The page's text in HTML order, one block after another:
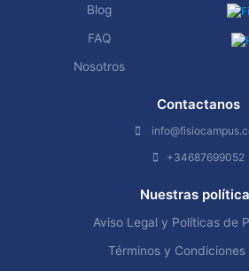
Blog
FAQ
Nosotros
Contactanos
+34687699052
Nuestras
Aviso Legal y Políticas de
Términos y Condiciones